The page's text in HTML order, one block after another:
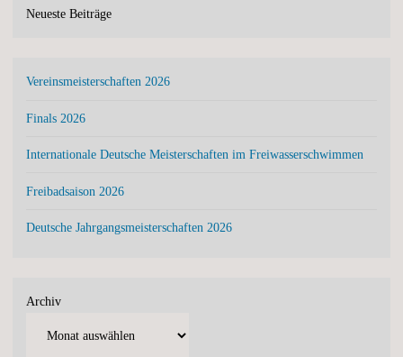
Neueste Beiträge
Vereinsmeisterschaften 2026
Finals 2026
Internationale Deutsche Meisterschaften im Freiwasserschwimmen
Freibadsaison 2026
Deutsche Jahrgangsmeisterschaften 2026
Archiv